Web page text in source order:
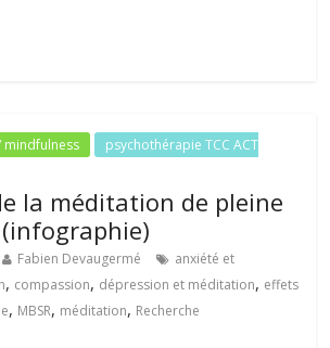
mindfulness
psychothérapie TCC ACT
la méditation de pleine
Fabien Devaugermé
anxiété et
, compassion, dépression et méditation, effets
, MBSR, méditation, Recherche